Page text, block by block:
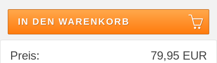
IN DEN WARENKORB
Preis: 79,95 EUR